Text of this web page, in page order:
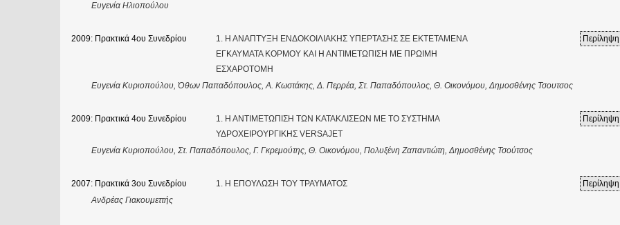
Ευγενία Ηλιοπούλου
2009: Πρακτικά 4ου Συνεδρίου
1. Η ΑΝΑΠΤΥΞΗ ΕΝΔΟΚΟΙΛΙΑΚΗΣ ΥΠΕΡΤΑΣΗΣ ΣΕ ΕΚΤΕΤΑΜΕΝΑ
ΕΓΚΑΥΜΑΤΑ ΚΟΡΜΟΥ ΚΑΙ Η ΑΝΤΙΜΕΤΩΠΙΣΗ ΜΕ ΠΡΩΙΜΗ
ΕΣΧΑΡΟΤΟΜΗ
Περίληψη
Ευγενία Κυριοπούλου, Όθων Παπαδόπουλος, Α. Κωστάκης, Δ. Περρέα, Στ. Παπαδόπουλος, Θ. Οικονόμου, Δημοσθένης Τσουτσος
2009: Πρακτικά 4ου Συνεδρίου
1. Η ΑΝΤΙΜΕΤΩΠΙΣΗ ΤΩΝ ΚΑΤΑΚΛΙΣΕΩΝ ΜΕ ΤΟ ΣΥΣΤΗΜΑ
ΥΔΡΟΧΕΙΡΟΥΡΓΙΚΗΣ VERSAJET
Περίληψη
Ευγενία Κυριοπούλου, Στ. Παπαδόπουλος, Γ. Γκρεμούτης, Θ. Οικονόμου, Πολυξένη Ζαπαντιώτη, Δημοσθένης Τσούτσος
2007: Πρακτικά 3ου Συνεδρίου 1. Η ΕΠΟΥΛΩΣΗ ΤΟΥ ΤΡΑΥΜΑΤΟΣ Περίληψη
Ανδρέας Γιακουμεττής